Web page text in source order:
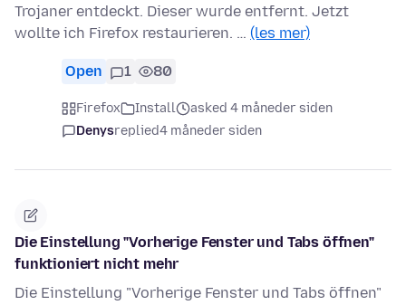
Trojaner entdeckt. Dieser wurde entfernt. Jetzt
wollte ich Firefox restaurieren. … (les mer)
Open 1 80
Firefox Install
asked 4 måneder siden
Denysreplied4 måneder siden
Die Einstellung "Vorherige Fenster und Tabs öffnen"
funktioniert nicht mehr
Die Einstellung "Vorherige Fenster und Tabs öffnen"